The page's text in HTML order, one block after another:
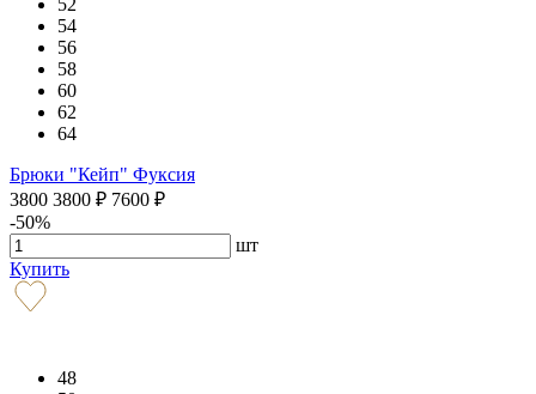
54
56
58
60
62
64
Брюки "Кейп" Фуксия
3800 3800 ₽ 7600 ₽
-50%
шт
Купить
48